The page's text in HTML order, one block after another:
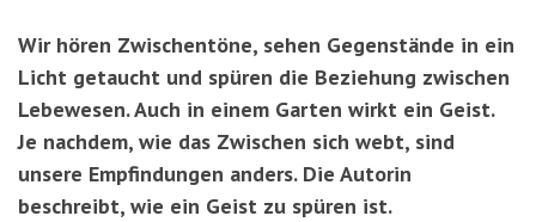
Wir hören Zwischentöne, sehen Gegenstände in ein
Licht getaucht und spüren die Beziehung zwischen
Lebewesen. Auch in einem Garten wirkt ein Geist.
Je nachdem, wie das Zwischen sich webt, sind
unsere Empfindungen anders. Die Autorin
beschreibt, wie ein Geist zu spüren ist.